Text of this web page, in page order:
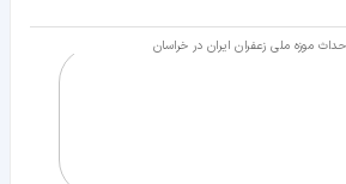
موزه ملی زعفران ایران در خراسان